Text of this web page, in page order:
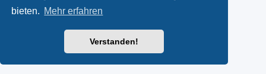
bieten. Mehr erfahren
Verstanden!